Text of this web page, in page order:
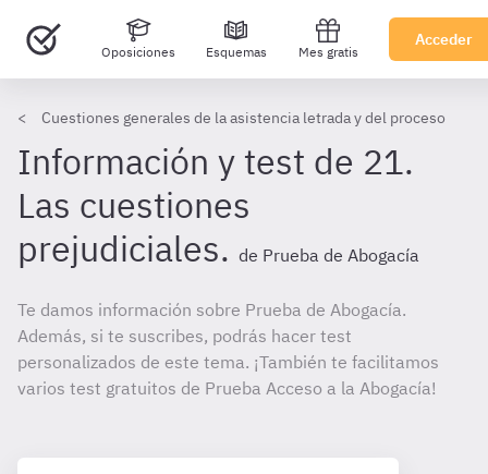
Oposiciones Esquemas Mes gratis
Acceder
Cuestiones generales de la asistencia letrada y del proceso
Información y test de 21.
Las cuestiones
prejudiciales. de Prueba de Abogacía
Te damos información sobre Prueba de Abogacía.
Además, si te suscribes, podrás hacer test
personalizados de este tema. ¡También te facilitamos
varios test gratuitos de Prueba Acceso a la Abogacía!